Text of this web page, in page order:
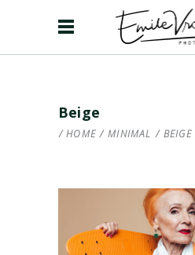
Beige
HOME / MINIMAL / BEIGE